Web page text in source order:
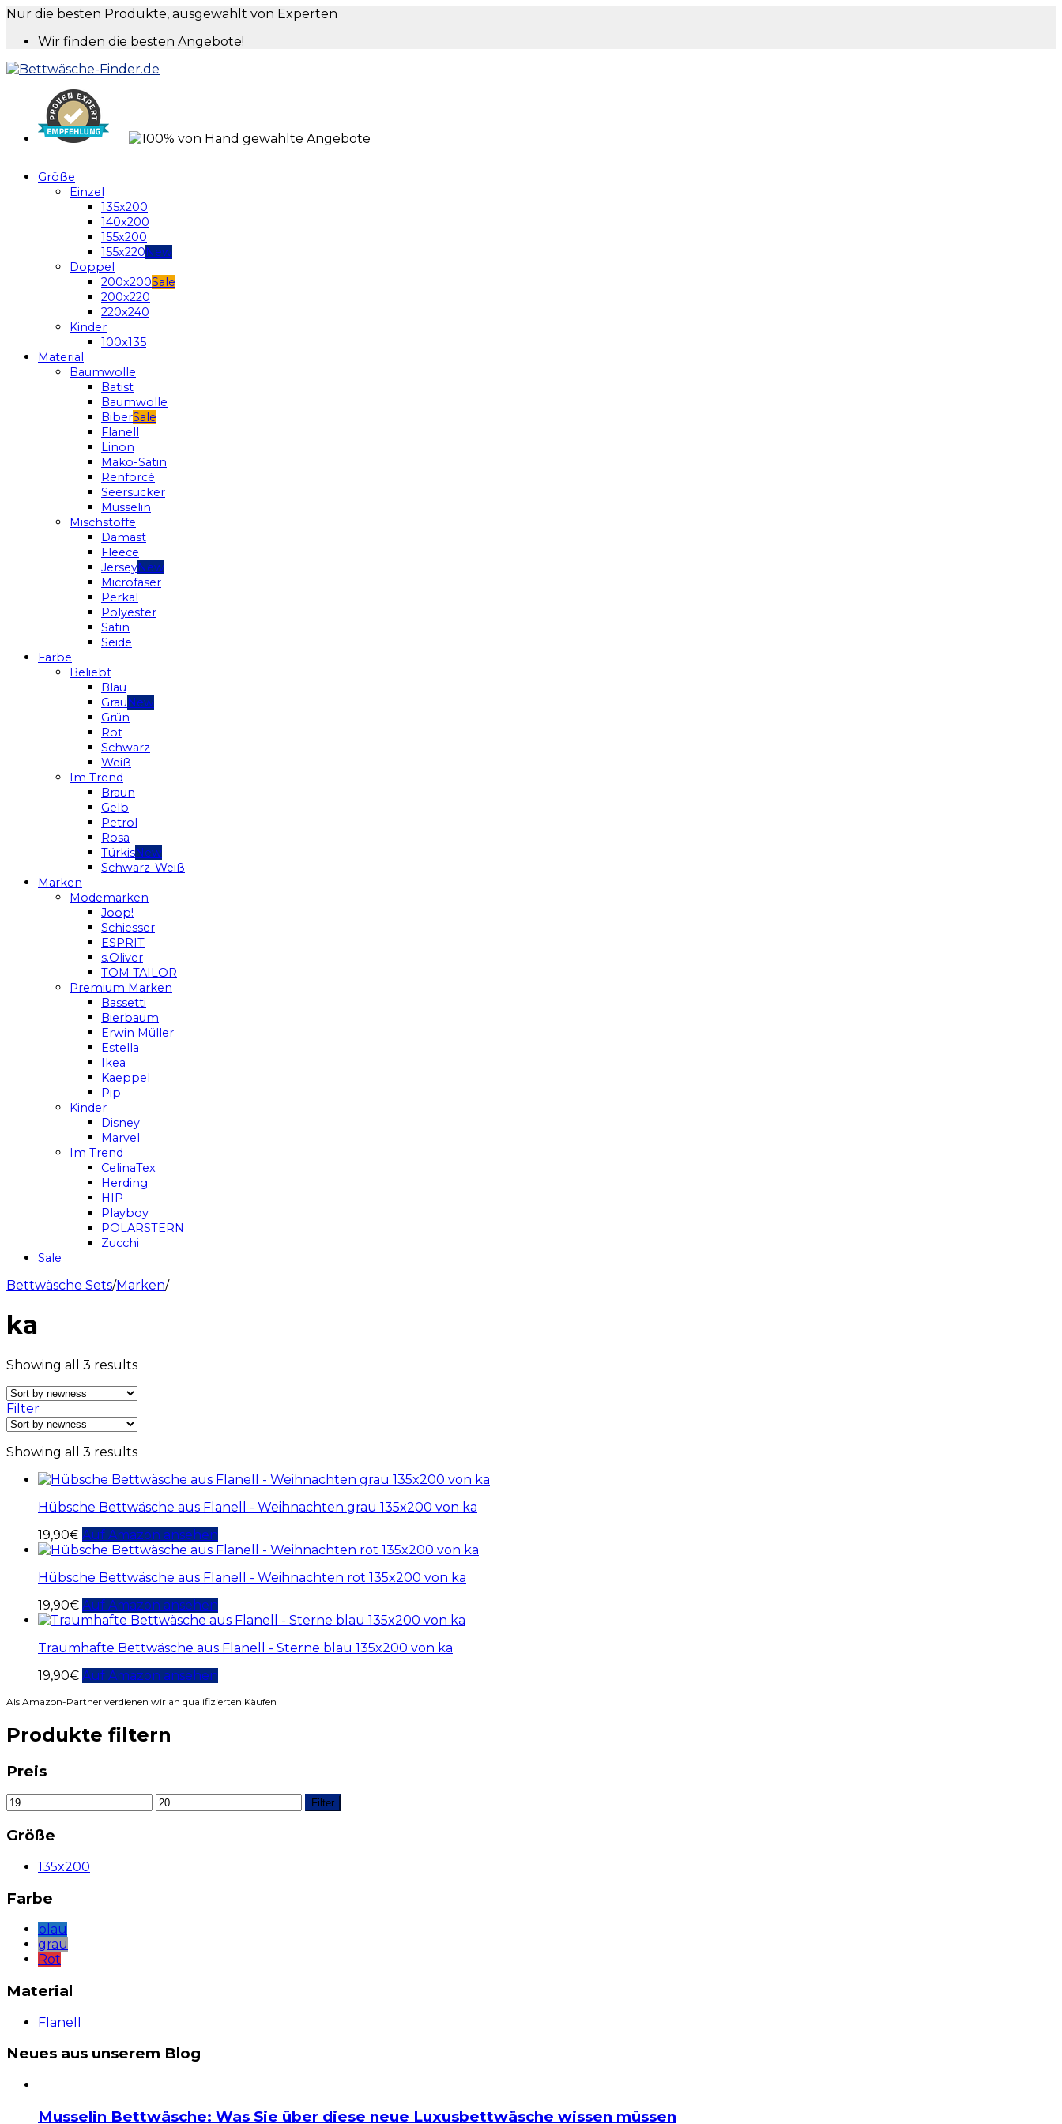
Nur die besten Produkte, ausgewählt von Experten
Wir finden die besten Angebote!
Größe
Einzel
135x200
140x200
155x200
155x220
Doppel
200x200
200x220
220x240
Kinder
100x135
Material
Baumwolle
Batist
Baumwolle
Biber
Flanell
Linon
Mako-Satin
Renforcé
Seersucker
Musselin
Mischstoffe
Damast
Fleece
Jersey
Microfaser
Perkal
Polyester
Satin
Seide
Farbe
Beliebt
Blau
Grau
Grün
Rot
Schwarz
Weiß
Im Trend
Braun
Gelb
Petrol
Rosa
Türkis
Schwarz-Weiß
Marken
Modemarken
Joop!
Schiesser
ESPRIT
s.Oliver
TOM TAILOR
Premium Marken
Bassetti
Bierbaum
Erwin Müller
Estella
Ikea
Kaeppel
Pip
Kinder
Disney
Marvel
Im Trend
CelinaTex
Herding
HIP
Playboy
POLARSTERN
Zucchi
Sale
Bettwäsche Sets/Marken/
ka
Showing all 3 results
Filter
Showing all 3 results
Hübsche Bettwäsche aus Flanell - Weihnachten grau 135x200 von ka
19,90€ Auf Amazon ansehen
Hübsche Bettwäsche aus Flanell - Weihnachten rot 135x200 von ka
19,90€ Auf Amazon ansehen
Traumhafte Bettwäsche aus Flanell - Sterne blau 135x200 von ka
19,90€ Auf Amazon ansehen
Als Amazon-Partner verdienen wir an qualifizierten Käufen
Produkte filtern
Preis
Filter
Größe
135x200
Farbe
blau
grau
Rot
Material
Flanell
Neues aus unserem Blog
Musselin Bettwäsche: Was Sie über diese neue Luxusbettwäsche wissen müssen